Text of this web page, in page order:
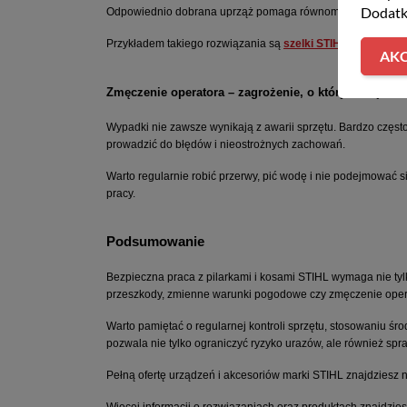
Odpowiednio dobrana uprząż pomaga równomiernie
Przykładem takiego rozwiązania są szelki STIHL FS
Zmęczenie operatora – zagrożenie, o którym często
Wypadki nie zawsze wynikają z awarii sprzętu. Bardzo
prowadzić do błędów i nieostrożnych zachowań.
Warto regularnie robić przerwy, pić wodę i nie podejmować
pracy.
Podsumowanie
Bezpieczna praca z pilarkami i kosami STIHL wymaga nie
przeszkody, zmienne warunki pogodowe czy zmęczenie
Warto pamiętać o regularnej kontroli sprzętu, stosowaniu
pozwala nie tylko ograniczyć ryzyko urazów, ale również
Pełną ofertę urządzeń i akcesoriów marki STIHL znajdziesz